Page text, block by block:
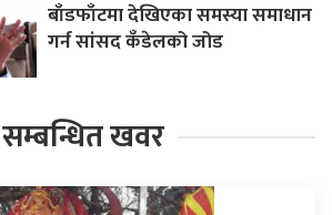
बाँडफाँटमा देखिएका समस्या समाधान
गर्न सांसद कँडेलको जोड
सम्बन्धित खवर